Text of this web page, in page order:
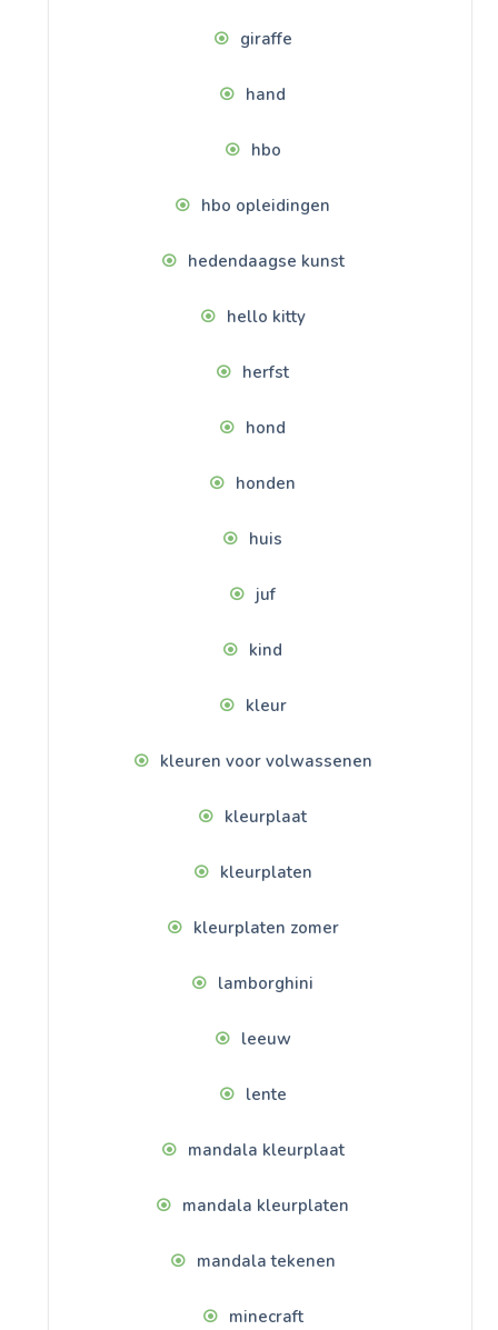
giraffe
hand
hbo
hbo opleidingen
hedendaagse kunst
hello kitty
herfst
hond
honden
huis
juf
kind
kleur
kleuren voor volwassenen
kleurplaat
kleurplaten
kleurplaten zomer
lamborghini
leeuw
lente
mandala kleurplaat
mandala kleurplaten
mandala tekenen
minecraft